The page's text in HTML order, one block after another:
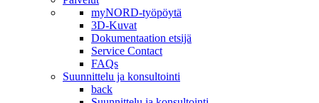
myNORD-työpöytä
3D-Kuvat
Dokumentaation etsijä
Service Contact
FAQs
Suunnittelu ja konsultointi
back